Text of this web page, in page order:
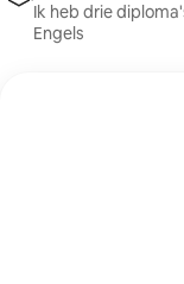
Ik heb drie
Engels